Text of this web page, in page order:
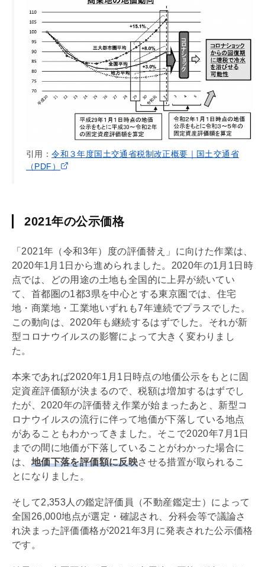
引用：令和３年度国土交通省税制改正概要｜国土交通省
（PDF）
2021年の公示価格
「2021年（令和3年）度の評価替え」に向けた作業は、
2020年1月1日から進められました。2020年の1月1日時
点では、どの用途の土地も全国的に上昇が続いてい
て、首都圏の1都3県を中心とする東京圏では、住宅
地・商業地・工業地いずれも7年連続でプラスでした。
この動向は、2020年も継続するはずでした。それが新
型コロナウイルスの影響によって大きく変わりまし
た。
本来であれば2020年1月1日時点の地価公示をもとに 固
定資産評価額が決まるので、税額は増加するはずでし
たが、2020年の評価替え作業が始まったあと、新型コ
ロナウイルスの流行に伴って地価が下落している地点
があることもわかってきました。そこで2020年7月1日
までの間に地価が下落していることがわかった場合に
は、 地価下落を評価額に反映させる措置が取られるこ
とになりました。
そして2,353人の鑑定評価員（不動産鑑定士）によって
全国26,000地点が選定・確認され、分科会等で議論さ
れ決まった評価価格が2021年3月に発表された公示価格
です。